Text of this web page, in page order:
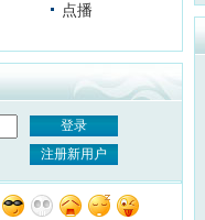
点播
登录
注册新用户